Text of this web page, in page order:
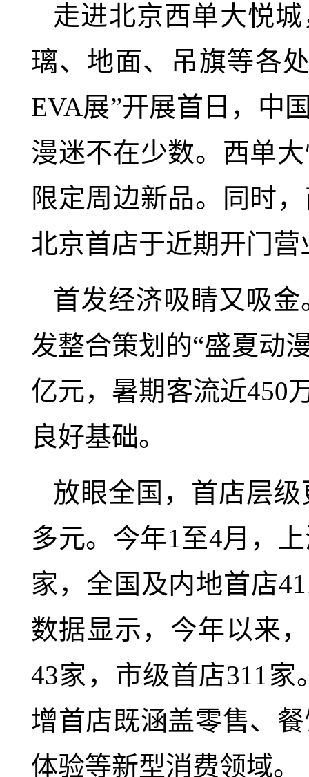
走进北京西单大悦
璃、地面、吊旗等各
EVA展”开展首日，中
漫迷不在少数。西单
限定周边新品。同时
北京首店于近期开门营
首发经济吸睛又吸
发整合策划的“盛夏动
亿元，暑期客流近450
良好基础。
放眼全国，首店层
多元。今年1至4月，
家，全国及内地首店
数据显示，今年以来
43家，市级首店311
增首店既涵盖零售、
体验等新型消费领域。